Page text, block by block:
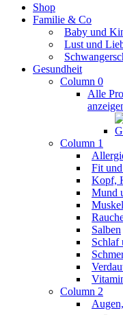
Shop
Familie & Co
Baby und
Lust und
Gesundheit
Column 0
Alle
Column 1
Fit
Kopf,
Mund
Salben
Schlaf
Column 2